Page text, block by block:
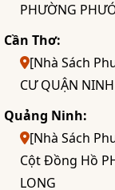
PHƯỜNG
Cần Thơ:
[Nhà Sách
CƯ QUẬN
Quảng Ninh:
[Nhà Sách
Cột Đồng Hồ
LONG